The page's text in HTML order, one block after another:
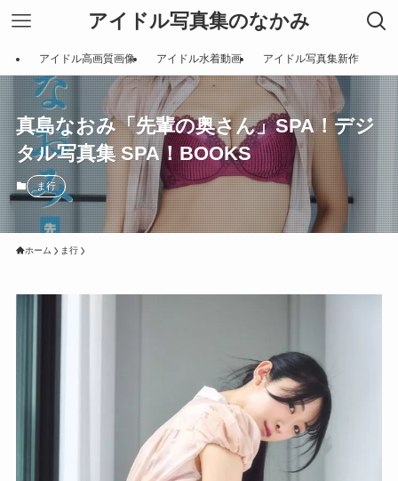
アイドル写真集のなかみ
アイドル高画質画像 アイドル水着動画 アイドル写真集新作
真島なおみ「先輩の奥さん」SPA！デジ
タル写真集 SPA！BOOKS
ま行
ホーム ま行